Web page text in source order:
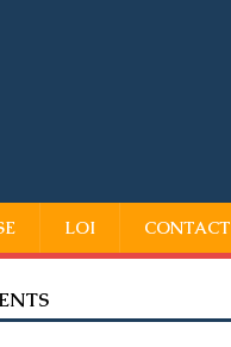
LOI CONTACT